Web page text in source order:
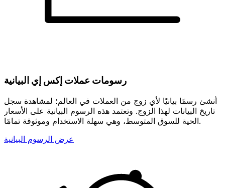
رسومات عملات إكس إي البيانية
أنشئ رسمًا بيانيًا لأي زوج من العملات في العالم؛ لمشاهدة سجل
تاريخ البيانات لهذا الزوج. وتعتمد هذه الرسوم البيانية على الأسعار
الحية للسوق المتوسط، وهي سهلة الاستخدام وموثوقة تمامًا.
عرض الرسوم البيانية